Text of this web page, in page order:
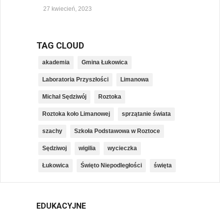
27 kwiecień, 2023
TAG CLOUD
akademia Gmina Łukowica
Laboratoria Przyszłości Limanowa
Michał Sędziwój Roztoka
Roztoka koło Limanowej sprzątanie świata
szachy Szkoła Podstawowa w Roztoce
Sędziwoj wigilia wycieczka
Łukowica Święto Niepodległości święta
EDUKACYJNE